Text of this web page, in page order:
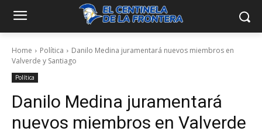
Home Política
Danilo Medina juramentará nuevos miembros en
Valverde y Santiago
Política
Danilo Medina juramentará
nuevos miembros en Valverde